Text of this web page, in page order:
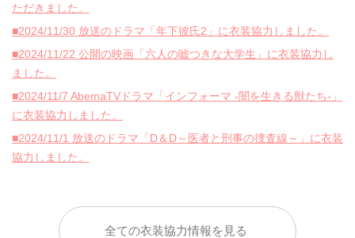
ただきました。
■2024/11/30 放送のドラマ「年下彼氏2」に衣装協力しました。
■2024/11/22 公開の映画「六人の嘘つきな大学生」に衣装協力し
ました。
■2024/11/7 AbemaTVドラマ「インフォーマ -闇を生きる獣たち-」
に衣装協力しました。
■2024/11/1 放送のドラマ「D＆D～医者と刑事の捜査線～」に衣装
協力しました。
全ての衣装協力情報を見る